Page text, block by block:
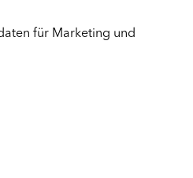
für Marketing und